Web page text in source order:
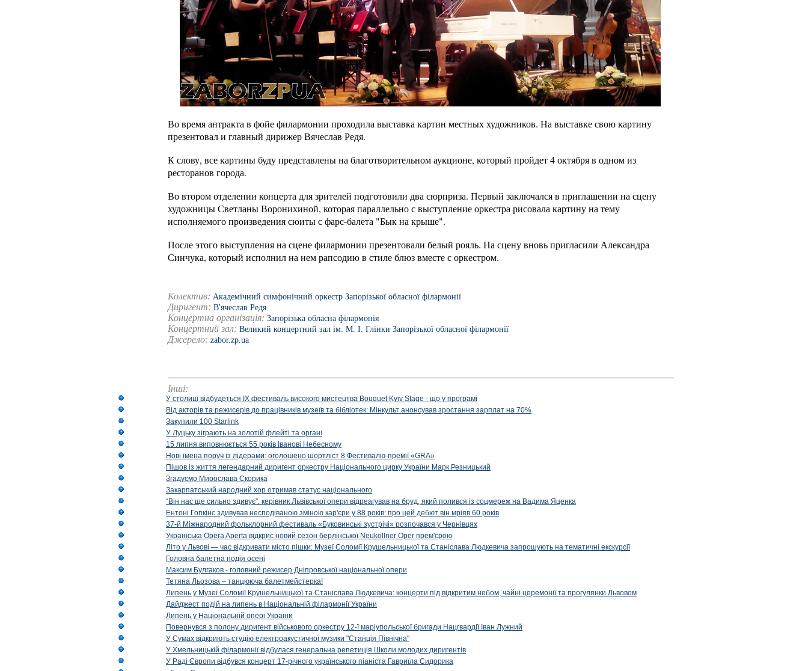
Во время антракта в фойе филармонии проходила выставка картин местных художников. На выставке свою картину
презентовал и главный дирижер Вячеслав Редя.
К слову, все картины буду представлены на благотворительном аукционе, который пройдет 4 октября в одном из
ресторанов города.
Во втором отделении концерта для зрителей подготовили два сюрприза. Первый заключался в приглашении на сцену
художницы Светланы Воронихиной, которая параллельно с выступление оркестра рисовала картину на тему
исполняемого произведения сюиты с фарс-балета "Бык на крыше".
После этого выступления на сцене филармонии презентовали белый рояль. На сцену вновь пригласили Александра
Синчука, который исполнил на нем рапсодию в стиле блюз вместе с оркестром.
Колектив: Академічний симфонічний оркестр Запорізької обласної філармонії
Диригент: В'ячеслав Редя
Концертна організація: Запорізька обласна філармонія
Концертний зал: Великий концертний зал ім. М. І. Глінки Запорізької обласної філармонії
Джерело: zabor.zp.ua
Інші:
У столиці відбудеться IX фестиваль високого мистецтва Bouquet Kyiv Stage - що у програмі
Від акторів та режисерів до працівників музеїв та бібліотек: Мінкульт анонсував зростання зарплат на 70%
Закупили 100 Starlink
У Луцьку зіграють на золотій флейті та органі
15 липня виповнюється 55 років Іванові Небесному
Нові імена поруч із лідерами: оголошено шортліст 8 Фестивалю-премії «GRA»
Пішов із життя легендарний диригент оркестру Національного цирку України Марк Резницький
Згадуємо Мирослава Скорика
Закарпатський народний хор отримав статус національного
“Він нас ще сильно здивує”: керівник Львівської опери відреагував на бруд, який полився із соцмереж на Вадима Яценка
Ентоні Гопкінс здивував несподіваною зміною кар'єри у 88 років: про цей дебют він мріяв 60 років
37-й Міжнародний фольклорний фестиваль «Буковинські зустрічі» розпочався у Чернівцях
Українська Opera Aperta відкриє новий сезон берлінської Neuköllner Oper прем'єрою
Літо у Львові — час відкривати місто пішки: Музеї Соломії Крушельницької та Станіслава Людкевича запрошують на тематичні екскурсії
Головна балетна подія осені
Максим Булгаков - головний режисер Дніпровської національної опери
Тетяна Льозова – танцююча балетмейстерка!
Липень у Музеї Соломії Крушельницької та Станіслава Людкевича: концерти під відкритим небом, чайні церемонії та прогулянки Львовом
Дайджест подій на липень в Національній філармонії України
Липень у Національній опері України
Повернувся з полону диригент військового оркестру 12-ї маріупольської бригади Нацгвардії Іван Лужний
У Сумах відкриють студію електроакустичної музики "Станція Північна"
У Хмельницькій філармонії відбулася генеральна репетиція Школи молодих диригентів
У Раді Європи відбувся концерт 17-річного українського піаніста Гавриїла Сидорика